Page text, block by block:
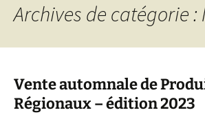
Archives de catégorie :
Vente automnale de
Régionaux – édition 2023